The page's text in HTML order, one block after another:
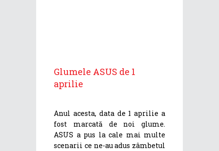
Glumele ASUS de 1
aprilie
Anul acesta, data de 1 aprilie a
fost marcată de noi glume.
ASUS a pus la cale mai multe
scenarii ce ne-au adus zâmbetul